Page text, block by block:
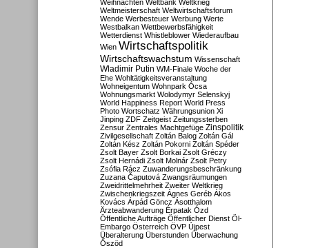
Weihnachten Weltbank Weltkrieg
Weltmeisterschaft Weltwirtschaftsforum
Wende Werbesteuer Werbung Werte
Westbalkan Wettbewerbsfähigkeit
Wetterdienst Whistleblower Wiederaufbau
Wien Wirtschaftspolitik
Wirtschaftswachstum Wissenschaft
Wladimir Putin WM-Finale Woche der
Ehe Wohltätigkeitsveranstaltung
Wohneigentum Wohnpark Ócsa
Wohnungsmarkt Wolodymyr Selenskyj
World Happiness Report World Press
Photo Wortschatz Währungsunion Xi
Jinping ZDF Zeitgeist Zeitungssterben
Zensur Zentrales Machtgefüge Zinspolitik
Zivilgesellschaft Zoltán Balog Zoltán Gál
Zoltán Kész Zoltán Pokorni Zoltán Spéder
Zsolt Bayer Zsolt Borkai Zsolt Gréczy
Zsolt Hernádi Zsolt Molnár Zsolt Petry
Zsófia Rácz Zuwanderungsbeschränkung
Zuzana Čaputová Zwangsräumungen
Zweidrittelmehrheit Zweiter Weltkrieg
Zwischenkriegszeit Ágnes Geréb Ákos
Kovács Árpád Göncz Ásotthalom
Ärzteabwanderung Érpatak Ózd
Öffentliche Aufträge Öffentlicher Dienst Öl-
Embargo Österreich ÖVP Újpest
Überalterung Überstunden Überwachung
Őszöd